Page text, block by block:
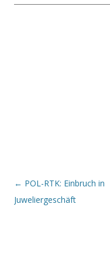
Beitrags-Navigation
← POL-RTK: Einbruch in
Juweliergeschäft